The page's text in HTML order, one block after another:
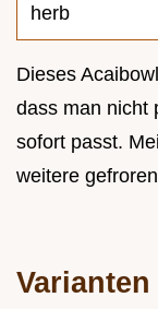
herb
Dieses
dass man nicht
sofort passt.
weitere